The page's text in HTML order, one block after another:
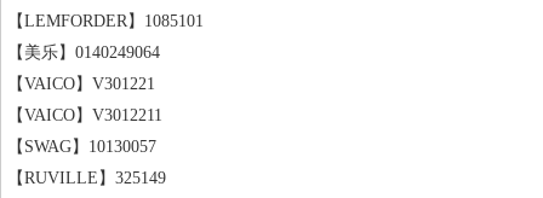
【LEMFORDER】1085101
【美乐】0140249064
【VAICO】V301221
【VAICO】V3012211
【SWAG】10130057
【RUVILLE】325149